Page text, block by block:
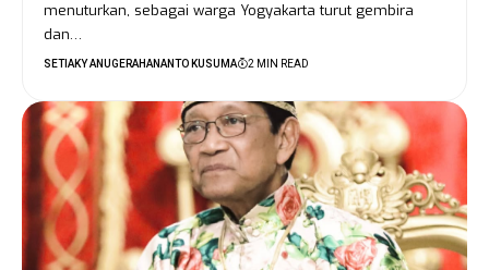
menuturkan, sebagai warga Yogyakarta turut gembira
dan…
SETIAKY ANUGERAHANANTO KUSUMA 2 MIN READ